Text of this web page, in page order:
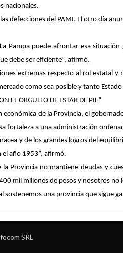
nacionales.
defecciones del PAMI. El otro día
Pampa puede afrontar esa
debe ser eficiente”, afirmó.
extremas respecto al rol estatal
como sea posible y tanto Estado
EL ORGULLO DE ESTAR DE PIE”
económica de la Provincia, el
fortaleza a una administración
y de los grandes logros del
el año 1953”, afirmó.
la Provincia no mantiene deudas y
mil millones de pesos y nosotros no
sostenemos una provincia que sigue
SRL